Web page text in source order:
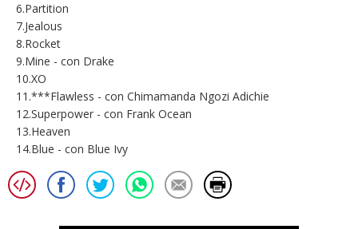
6.Partition
7.Jealous
8.Rocket
9.Mine - con Drake
10.XO
11.***Flawless - con Chimamanda Ngozi Adichie
12.Superpower - con Frank Ocean
13.Heaven
14.Blue - con Blue Ivy